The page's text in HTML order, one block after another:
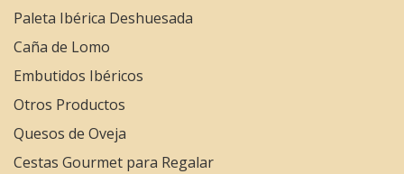
Paleta Ibérica Deshuesada
Caña de Lomo
Embutidos Ibéricos
Otros Productos
Quesos de Oveja
Cestas Gourmet para Regalar